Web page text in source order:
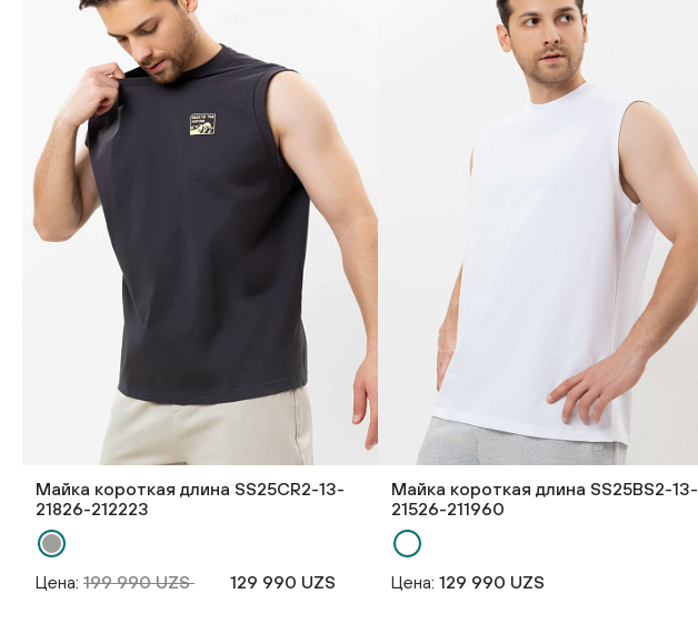
Майка короткая длина SS25CR2-13-
21826-212223
Цена: 199 990 UZS 129 990 UZS
Майка короткая длина SS25BS2-13-
21526-211960
Цена: 129 990 UZS